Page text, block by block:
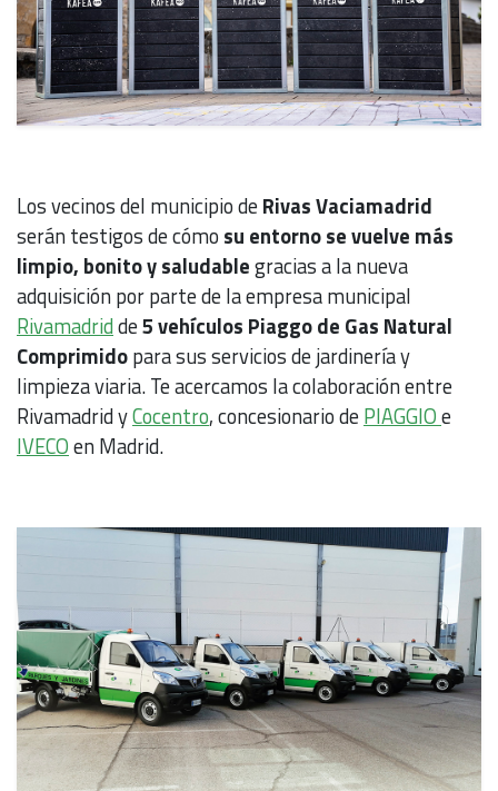
Los vecinos del municipio deRivas Vaciamadrid
serán testigos de cómo su entorno se vuelve más
limpio, bonito y saludablegracias a la nueva
adquisición por parte de la empresa municipal
Rivamadridde5 vehículos Piaggo de Gas Natural
Comprimidopara sus servicios de jardinería y
limpieza viaria. Te acercamos la colaboración entre
Rivamadrid yCocentro, concesionario dePIAGGIOe
IVECOen Madrid.